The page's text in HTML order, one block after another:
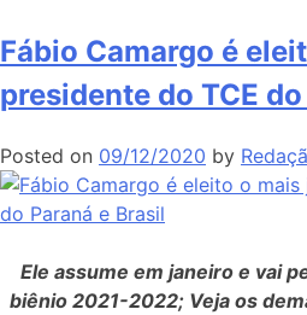
Fábio Camargo é
presidente do TCE
Posted on 09/12/2020 by
Ele assume em janeiro e vai
biênio 2021-2022; Veja os